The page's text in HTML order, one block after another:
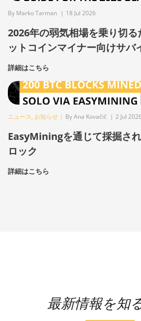
By Marko Tarman | 18 Jul 2026
2026年の弱気相場を乗り切
ットコインマイナー向けサバ
詳細はこちら
ニュース, お知らせ | By Ana Kovačič | 2 Jul
EasyMiningを通じて採掘さ
ロック
詳細はこちら
最新情報を知